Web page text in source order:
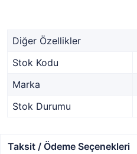
Diğer Özellikler
Stok Kodu
Marka
Stok Durumu
Taksit / Ödeme Seçenekleri